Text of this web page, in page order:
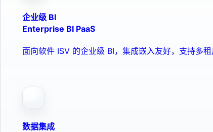
企业级 BI
Enterprise BI PaaS
面向软件 ISV 的企业级 BI，集成嵌入友好，支持多
数据集成